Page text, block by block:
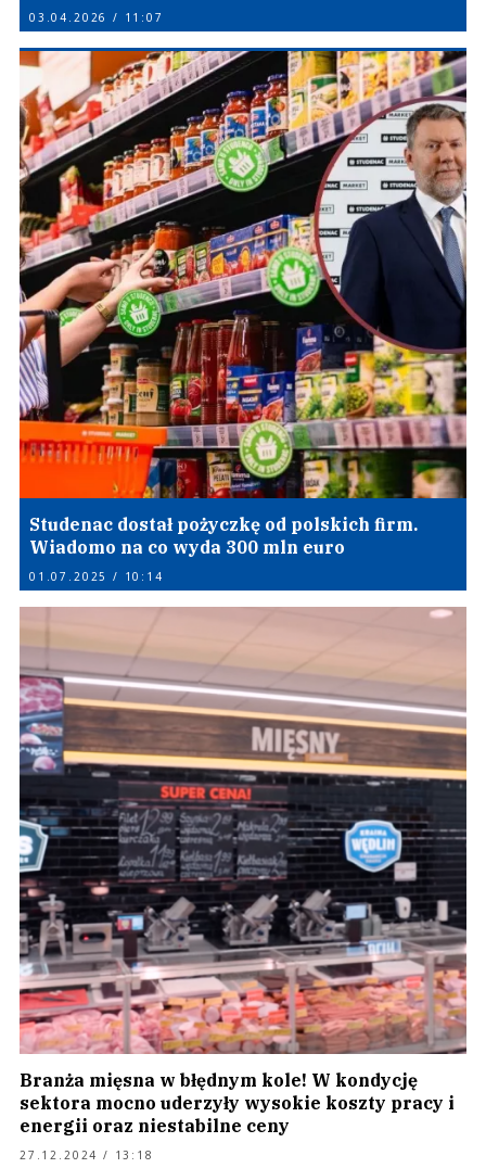
03.04.2026 / 11:07
Studenac dostał pożyczkę od polskich firm.
Wiadomo na co wyda 300 mln euro
01.07.2025 / 10:14
Branża mięsna w błędnym kole! W kondycję
sektora mocno uderzyły wysokie koszty pracy i
energii oraz niestabilne ceny
27.12.2024 / 13:18